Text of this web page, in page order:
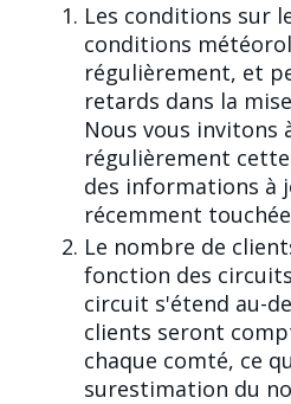
Les conditions sur
conditions
régulièrement, et
retards dans la
Nous vous invitons
régulièrement
des informations à
récemment
Le nombre de
fonction des
circuit s'étend au-
clients seront
chaque comté, ce
surestimation du